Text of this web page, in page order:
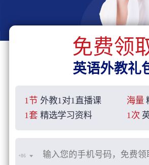
免费领
英语外教礼
1节 外教1对1直播课 海量
1套 精选学习资料 1次
+86